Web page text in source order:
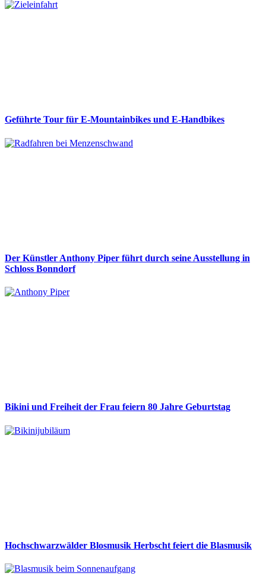
Geführte Tour für E-Mountainbikes und E-Handbikes
Der Künstler Anthony Piper führt durch seine Ausstellung in
Schloss Bonndorf
Bikini und Freiheit der Frau feiern 80 Jahre Geburtstag
Hochschwarzwälder Blosmusik Herbscht feiert die Blasmusik